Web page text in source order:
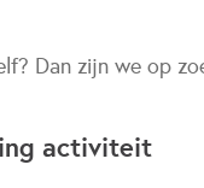
Dan zijn we op
activiteit